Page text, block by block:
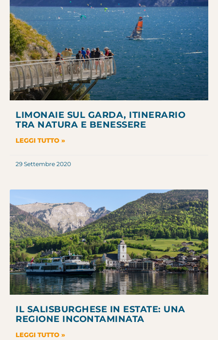
LIMONAIE SUL GARDA, ITINERARIO
TRA NATURA E BENESSERE
LEGGI TUTTO »
29 Settembre 2020
IL SALISBURGHESE IN ESTATE: UNA
REGIONE INCONTAMINATA
LEGGI TUTTO »